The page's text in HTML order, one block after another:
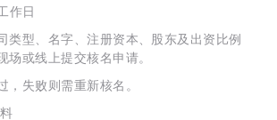
日
型、名字、注册资本、股东及出资比例
场或线上提交核名申请。
失败则需重新核名。